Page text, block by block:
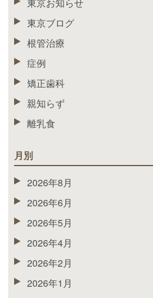
東京お知らせ
東京ブログ
根管治療
症例
矯正歯科
親知らず
離乳食
月別
2026年8月
2026年6月
2026年5月
2026年4月
2026年2月
2026年1月